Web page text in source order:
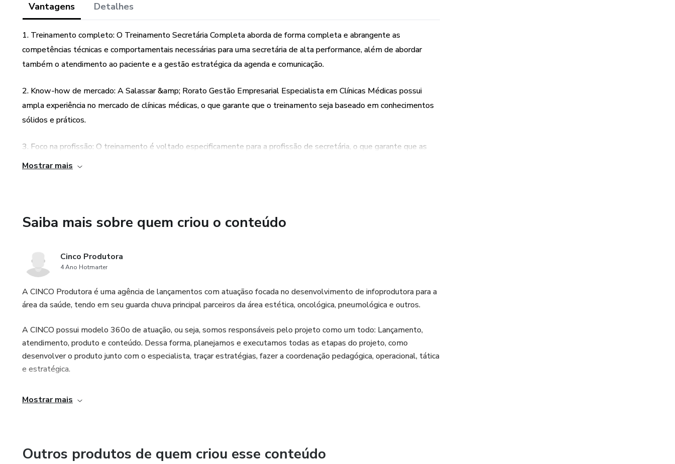
Atendimento, experiência e jornada do paciente; e
Organização, controle, gestão estratégica da agenda e comunicação.
Vantagens Detalhes
1. Treinamento completo: O Treinamento Secretária Completa aborda de forma completa e abrangente as
competências técnicas e comportamentais necessárias para uma secretária de alta performance, além de abordar
também o atendimento ao paciente e a gestão estratégica da agenda e comunicação.
2. Know-how de mercado: A Salassar &amp; Rorato Gestão Empresarial Especialista em Clínicas Médicas possui
ampla experiência no mercado de clínicas médicas, o que garante que o treinamento seja baseado em conhecimentos
sólidos e práticos.
3. Foco na profissão: O treinamento é voltado especificamente para a profissão de secretária, o que garante que as
competências e habilidades abordadas sejam relevantes e aplicáveis ao dia a dia da profissão.
prestado aos pacientes.
cuida da organização, gestão e atendimento ao paciente. Com o Treinamento Secretária Completa, as secretárias
estarão preparadas para desempenhar essa função de forma eficiente e eficaz.
Mostrar mais
Saiba mais sobre quem criou o conteúdo
Cinco Produtora
4 Ano Hotmarter
A CINCO Produtora é uma agência de lançamentos com atuaçãso focada no desenvolvimento de infoprodutora para a
área da saúde, tendo em seu guarda chuva principal parceiros da área estética, oncológica, pneumológica e outros.
A CINCO possui modelo 360o de atuação, ou seja, somos responsáveis pelo projeto como um todo: Lançamento,
atendimento, produto e conteúdo. Dessa forma, planejamos e executamos todas as etapas do projeto, como
desenvolver o produto junto com o especialista, traçar estratégias, fazer a coordenação pedagógica, operacional, tática
e estratégica.
Mostrar mais
Outros produtos de quem criou esse conteúdo